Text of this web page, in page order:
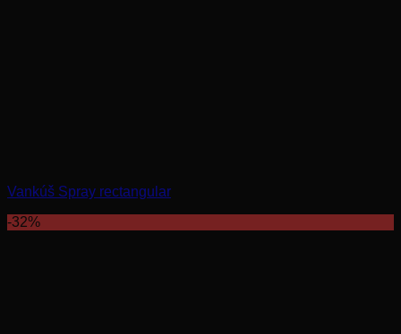
Vankúš Spray rectangular
-32%